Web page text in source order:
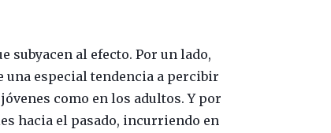
subyacen al efecto. Por un lado,
una especial tendencia a percibir
como en los adultos. Y por
hacia el pasado, incurriendo en